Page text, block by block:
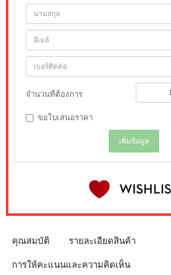
จำนวนที่ต้องการ
ขอใบเสนอราคา
เพิ่มข้อมูล
คุณสมบัติ รายละเอียดสินค้า
การให้คะแนนและความคิดเห็น